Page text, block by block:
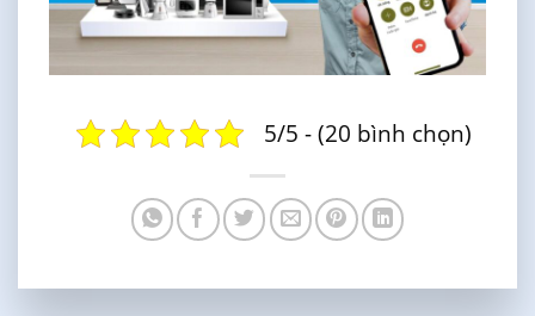
5/5 - (20 bình chọn)